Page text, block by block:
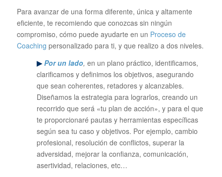
Para avanzar de una forma diferente, única y altamente
eficiente, te recomiendo que conozcas sin ningún
compromiso, cómo puede ayudarte en un Proceso de
Coaching personalizado para ti, y que realizo a dos niveles.
▶ Por un lado, en un plano práctico, identificamos,
clarificamos y definimos los objetivos, asegurando
que sean coherentes, retadores y alcanzables.
Diseñamos la estrategia para lograrlos, creando un
recorrido que será «tu plan de acción», y para el que
te proporcionaré pautas y herramientas específicas
según sea tu caso y objetivos. Por ejemplo, cambio
profesional, resolución de conflictos, superar la
adversidad, mejorar la confianza, comunicación,
asertividad, relaciones, etc…